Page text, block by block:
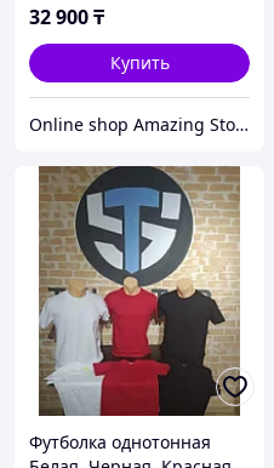
32 900₸
Купить
Online shop Amazing Store
Футболка однотонная